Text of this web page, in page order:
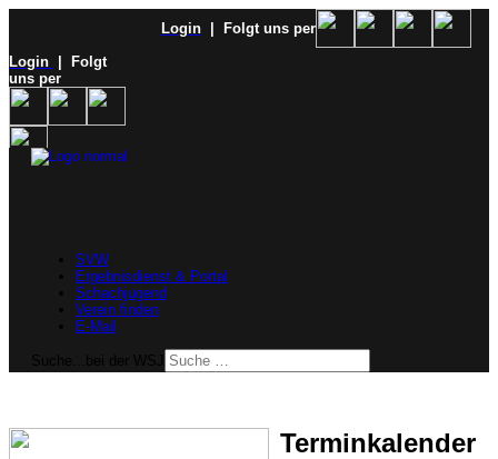
Login
| Folgt uns per
Login
| Folgt
uns per
SVW
Ergebnisdienst & Portal
Schachjugend
Verein finden
E-Mail
Terminkalender